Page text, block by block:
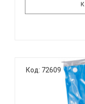
качество
стараться
Прекрасный и
одним из
слух у
Код: 72609